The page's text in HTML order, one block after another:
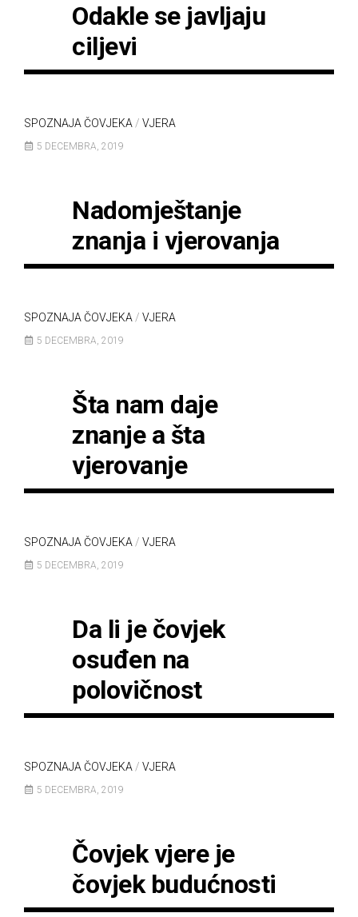
Odakle se javljaju
ciljevi
SPOZNAJA ČOVJEKA / VJERA
5 DECEMBRA, 2019
Nadomještanje
znanja i vjerovanja
SPOZNAJA ČOVJEKA / VJERA
5 DECEMBRA, 2019
Šta nam daje
znanje a šta
vjerovanje
SPOZNAJA ČOVJEKA / VJERA
5 DECEMBRA, 2019
Da li je čovjek
osuđen na
polovičnost
SPOZNAJA ČOVJEKA / VJERA
5 DECEMBRA, 2019
Čovjek vjere je
čovjek budućnosti